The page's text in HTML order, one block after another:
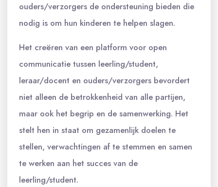
ouders/verzorgers de ondersteuning bieden die
nodig is om hun kinderen te helpen slagen.
Het creëren van een platform voor open
communicatie tussen leerling/student,
leraar/docent en ouders/verzorgers bevordert
niet alleen de betrokkenheid van alle partijen,
maar ook het begrip en de samenwerking. Het
stelt hen in staat om gezamenlijk doelen te
stellen, verwachtingen af te stemmen en samen
te werken aan het succes van de
leerling/student.